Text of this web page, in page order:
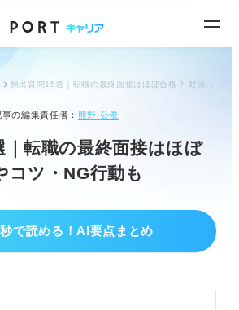
事の編集責任者： 熊野 公俊
｜転職の最終面接はほぼ
コツ・NG行動も
で読める！AI要点まとめ
と心構え